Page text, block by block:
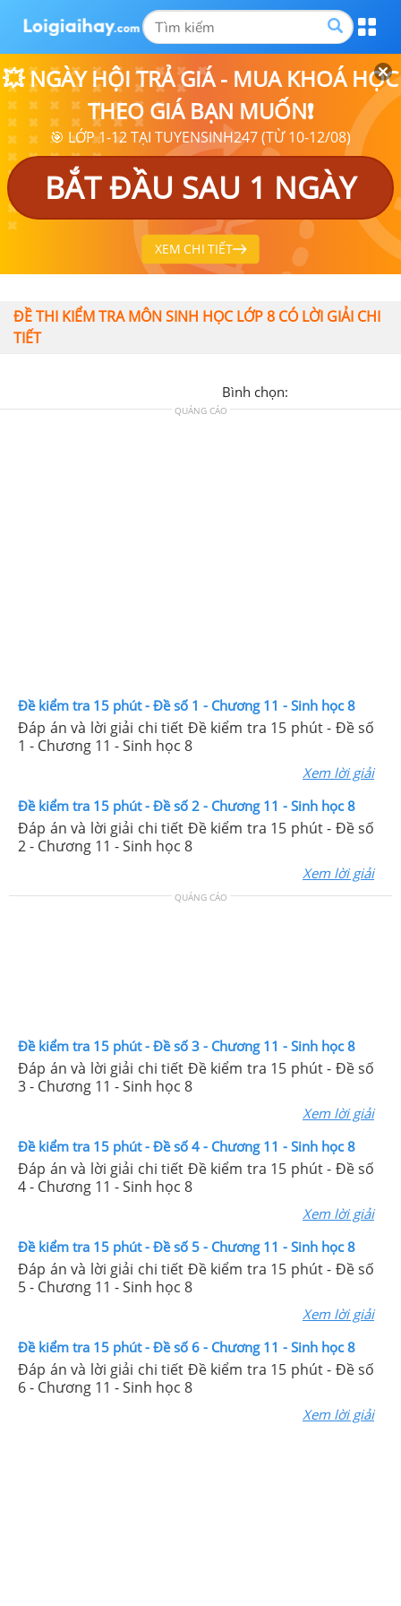
💥 NGÀY HỘI TRẢ GIÁ - MUA KHOÁ HỌC
THEO GIÁ BẠN MUỐN❗
🎯 LỚP 1-12 TẠI TUYENSINH247 (TỪ 10-12/08)
BẮT ĐẦU SAU 1 NGÀY
XEM CHI TIẾT
ĐỀ THI KIỂM TRA MÔN SINH HỌC LỚP 8 CÓ LỜI GIẢI CHI
TIẾT
Bình chọn:
QUẢNG CÁO
Đề kiểm tra 15 phút - Đề số 1 - Chương 11 - Sinh học 8
Đáp án và lời giải chi tiết Đề kiểm tra 15 phút - Đề số
1 - Chương 11 - Sinh học 8
Xem lời giải
Đề kiểm tra 15 phút - Đề số 2 - Chương 11 - Sinh học 8
Đáp án và lời giải chi tiết Đề kiểm tra 15 phút - Đề số
2 - Chương 11 - Sinh học 8
Xem lời giải
QUẢNG CÁO
Đề kiểm tra 15 phút - Đề số 3 - Chương 11 - Sinh học 8
Đáp án và lời giải chi tiết Đề kiểm tra 15 phút - Đề số
3 - Chương 11 - Sinh học 8
Xem lời giải
Đề kiểm tra 15 phút - Đề số 4 - Chương 11 - Sinh học 8
Đáp án và lời giải chi tiết Đề kiểm tra 15 phút - Đề số
4 - Chương 11 - Sinh học 8
Xem lời giải
Đề kiểm tra 15 phút - Đề số 5 - Chương 11 - Sinh học 8
Đáp án và lời giải chi tiết Đề kiểm tra 15 phút - Đề số
5 - Chương 11 - Sinh học 8
Xem lời giải
Đề kiểm tra 15 phút - Đề số 6 - Chương 11 - Sinh học 8
Đáp án và lời giải chi tiết Đề kiểm tra 15 phút - Đề số
6 - Chương 11 - Sinh học 8
Xem lời giải